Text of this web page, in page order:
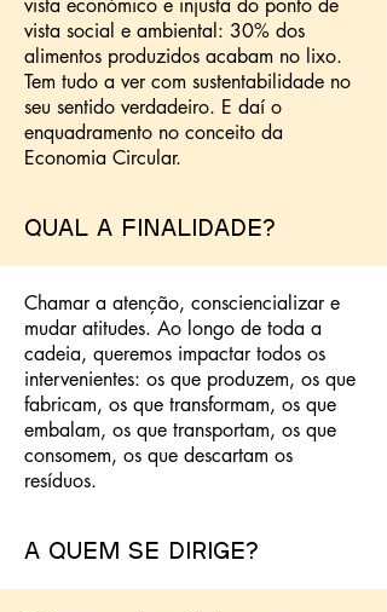
vista económico e injusta do ponto de
vista social e ambiental: 30% dos
alimentos produzidos acabam no lixo.
Tem tudo a ver com sustentabilidade no
seu sentido verdadeiro. E daí o
enquadramento no conceito da
Economia Circular.
Qual a finalidade?
Chamar a atenção, consciencializar e
mudar atitudes. Ao longo de toda a
cadeia, queremos impactar todos os
intervenientes: os que produzem, os que
fabricam, os que transformam, os que
embalam, os que transportam, os que
consomem, os que descartam os
resíduos.
A quem se dirige?